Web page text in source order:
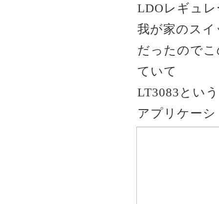
LDOレギュ
我が家のス
だったので
ていて
LT3083とい
アプリケー